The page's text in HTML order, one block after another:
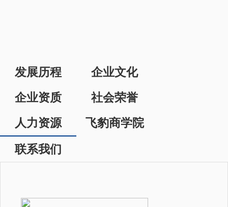
发展历程
企业文化
企业资质
社会荣誉
人力资源
飞豹商学院
联系我们